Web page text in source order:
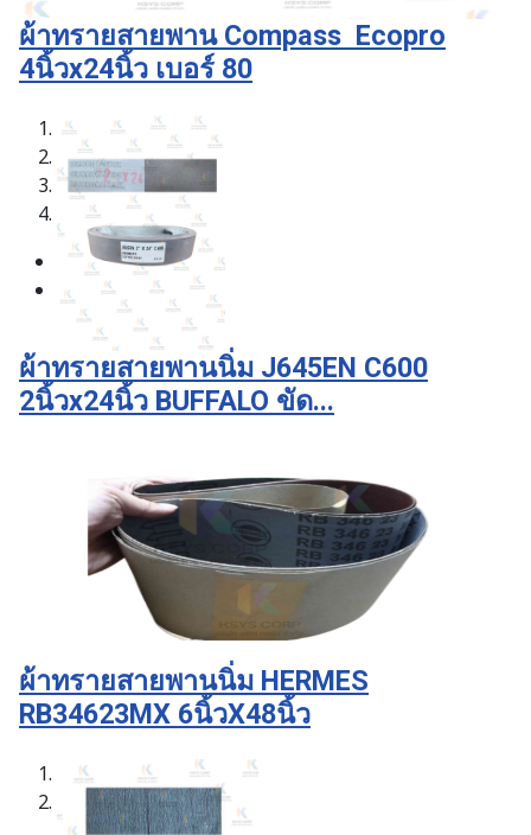
ผ้าทรายสายพาน Compass Ecopro
4นิ้วx24นิ้ว เบอร์ 80
1
ผ้าทรายสายพานนิ่ม J645EN C600
2นิ้วx24นิ้ว BUFFALO ขัด...
ผ้าทรายสายพานนิ่ม HERMES
RB34623MX 6นิ้วX48นิ้ว